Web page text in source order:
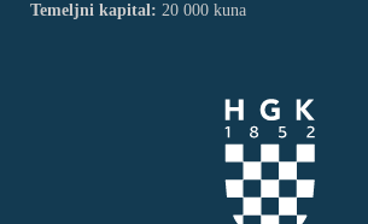
Temeljni kapital: 20 000 kuna